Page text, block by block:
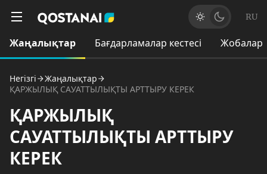
RU
Жаңалықтар Бағдарламалар кестесі Жобалар
Негізгі
Жаңалықтар
ҚАРЖЫЛЫҚ САУАТТЫЛЫҚТЫ АРТТЫРУ КЕРЕК
ҚАРЖЫЛЫҚ
САУАТТЫЛЫҚТЫ АРТТЫРУ
КЕРЕК